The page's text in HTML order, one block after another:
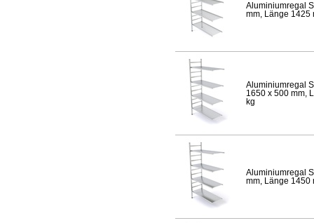
Aluminiumregal
mm, Länge 1425
Aluminiumregal
1650 x 500 mm,
kg
Aluminiumregal
mm, Länge 1450